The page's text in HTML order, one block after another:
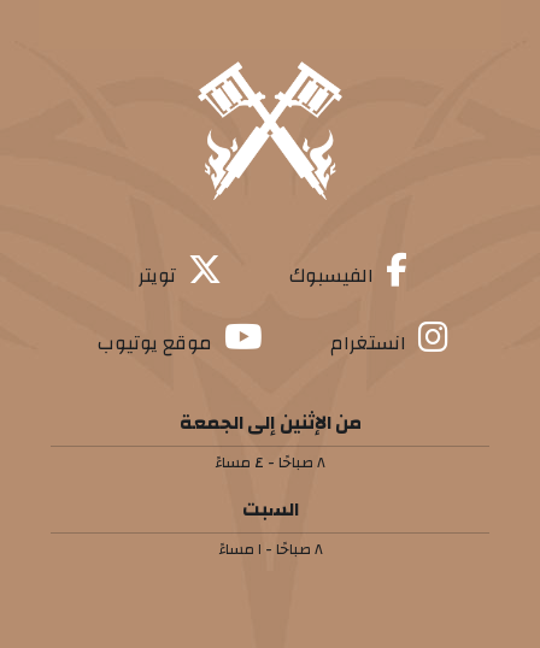
الفيسبوك
تويتر
انستغرام
موقع يوتيوب
من الإثنين إلى الجمعة
٨ صباحًا - ٤ مساءً
السبت
٨ صباحًا - ١ مساءً